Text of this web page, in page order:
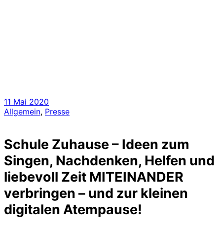
11 Mai 2020
Allgemein, Presse
Schule Zuhause – Ideen zum
Singen, Nachdenken, Helfen und
liebevoll Zeit MITEINANDER
verbringen – und zur kleinen
digitalen Atempause!